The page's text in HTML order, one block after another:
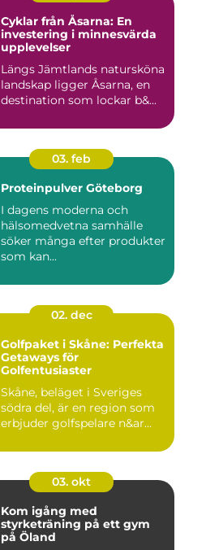
Cyklar från Åsarna: En
investering i minnesvärda
upplevelser
Längs Jämtlands natursköna
landskap ligger Åsarna, en
destination som lockar b&...
03. feb
Proteinpulver Göteborg
I dagens moderna och
hälsomedvetna samhälle
söker många efter produkter
som kan...
02. dec
Golfpaket i Skåne: Perfekta
Getaways för
Golfentusiaster
Skåne, beläget i Sveriges
södra del, är en region som
erbjuder golfspelare n&ar...
03. okt
Kom igång med
styrketräning på ett gym
på Öland